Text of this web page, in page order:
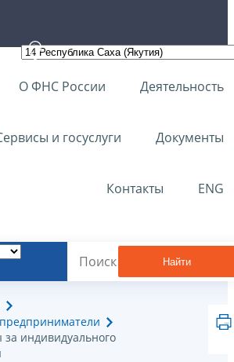
О ФНС России Деятельность
и госуслуги Документы
Контакты ENG
Найти
индивидуального